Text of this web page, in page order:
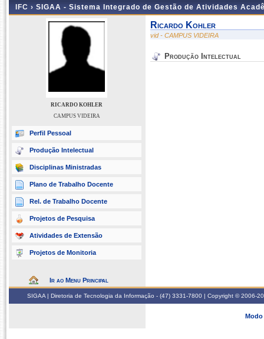
IFC › SIGAA - Sistema Integrado de Gestão de Atividades
RICARDO KOHLER
CAMPUS VIDEIRA
Perfil Pessoal
Produção Intelectual
Disciplinas Ministradas
Plano de Trabalho Docente
Rel. de Trabalho Docente
Projetos de Pesquisa
Atividades de Extensão
Projetos de Monitoria
Ir ao Menu Principal
Ricardo Kohler
vid - CAMPUS VIDEIRA
Produção Intelectual
SIGAA | Diretoria de Tecnologia da Informação - (47) 3331-7800 | Copyright © 2006-
Modo